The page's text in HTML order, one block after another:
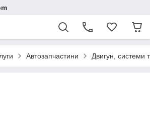
Автозапчастини Двигун, системи